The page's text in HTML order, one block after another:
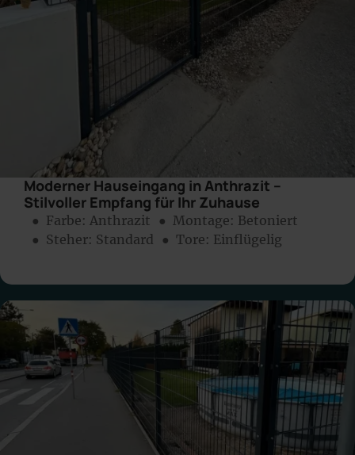
Moderner Hauseingang in Anthrazit –
Stilvoller Empfang für Ihr Zuhause
● Farbe: Anthrazit ● Montage: Betoniert
● Steher: Standard
● Tore: Einflügelig